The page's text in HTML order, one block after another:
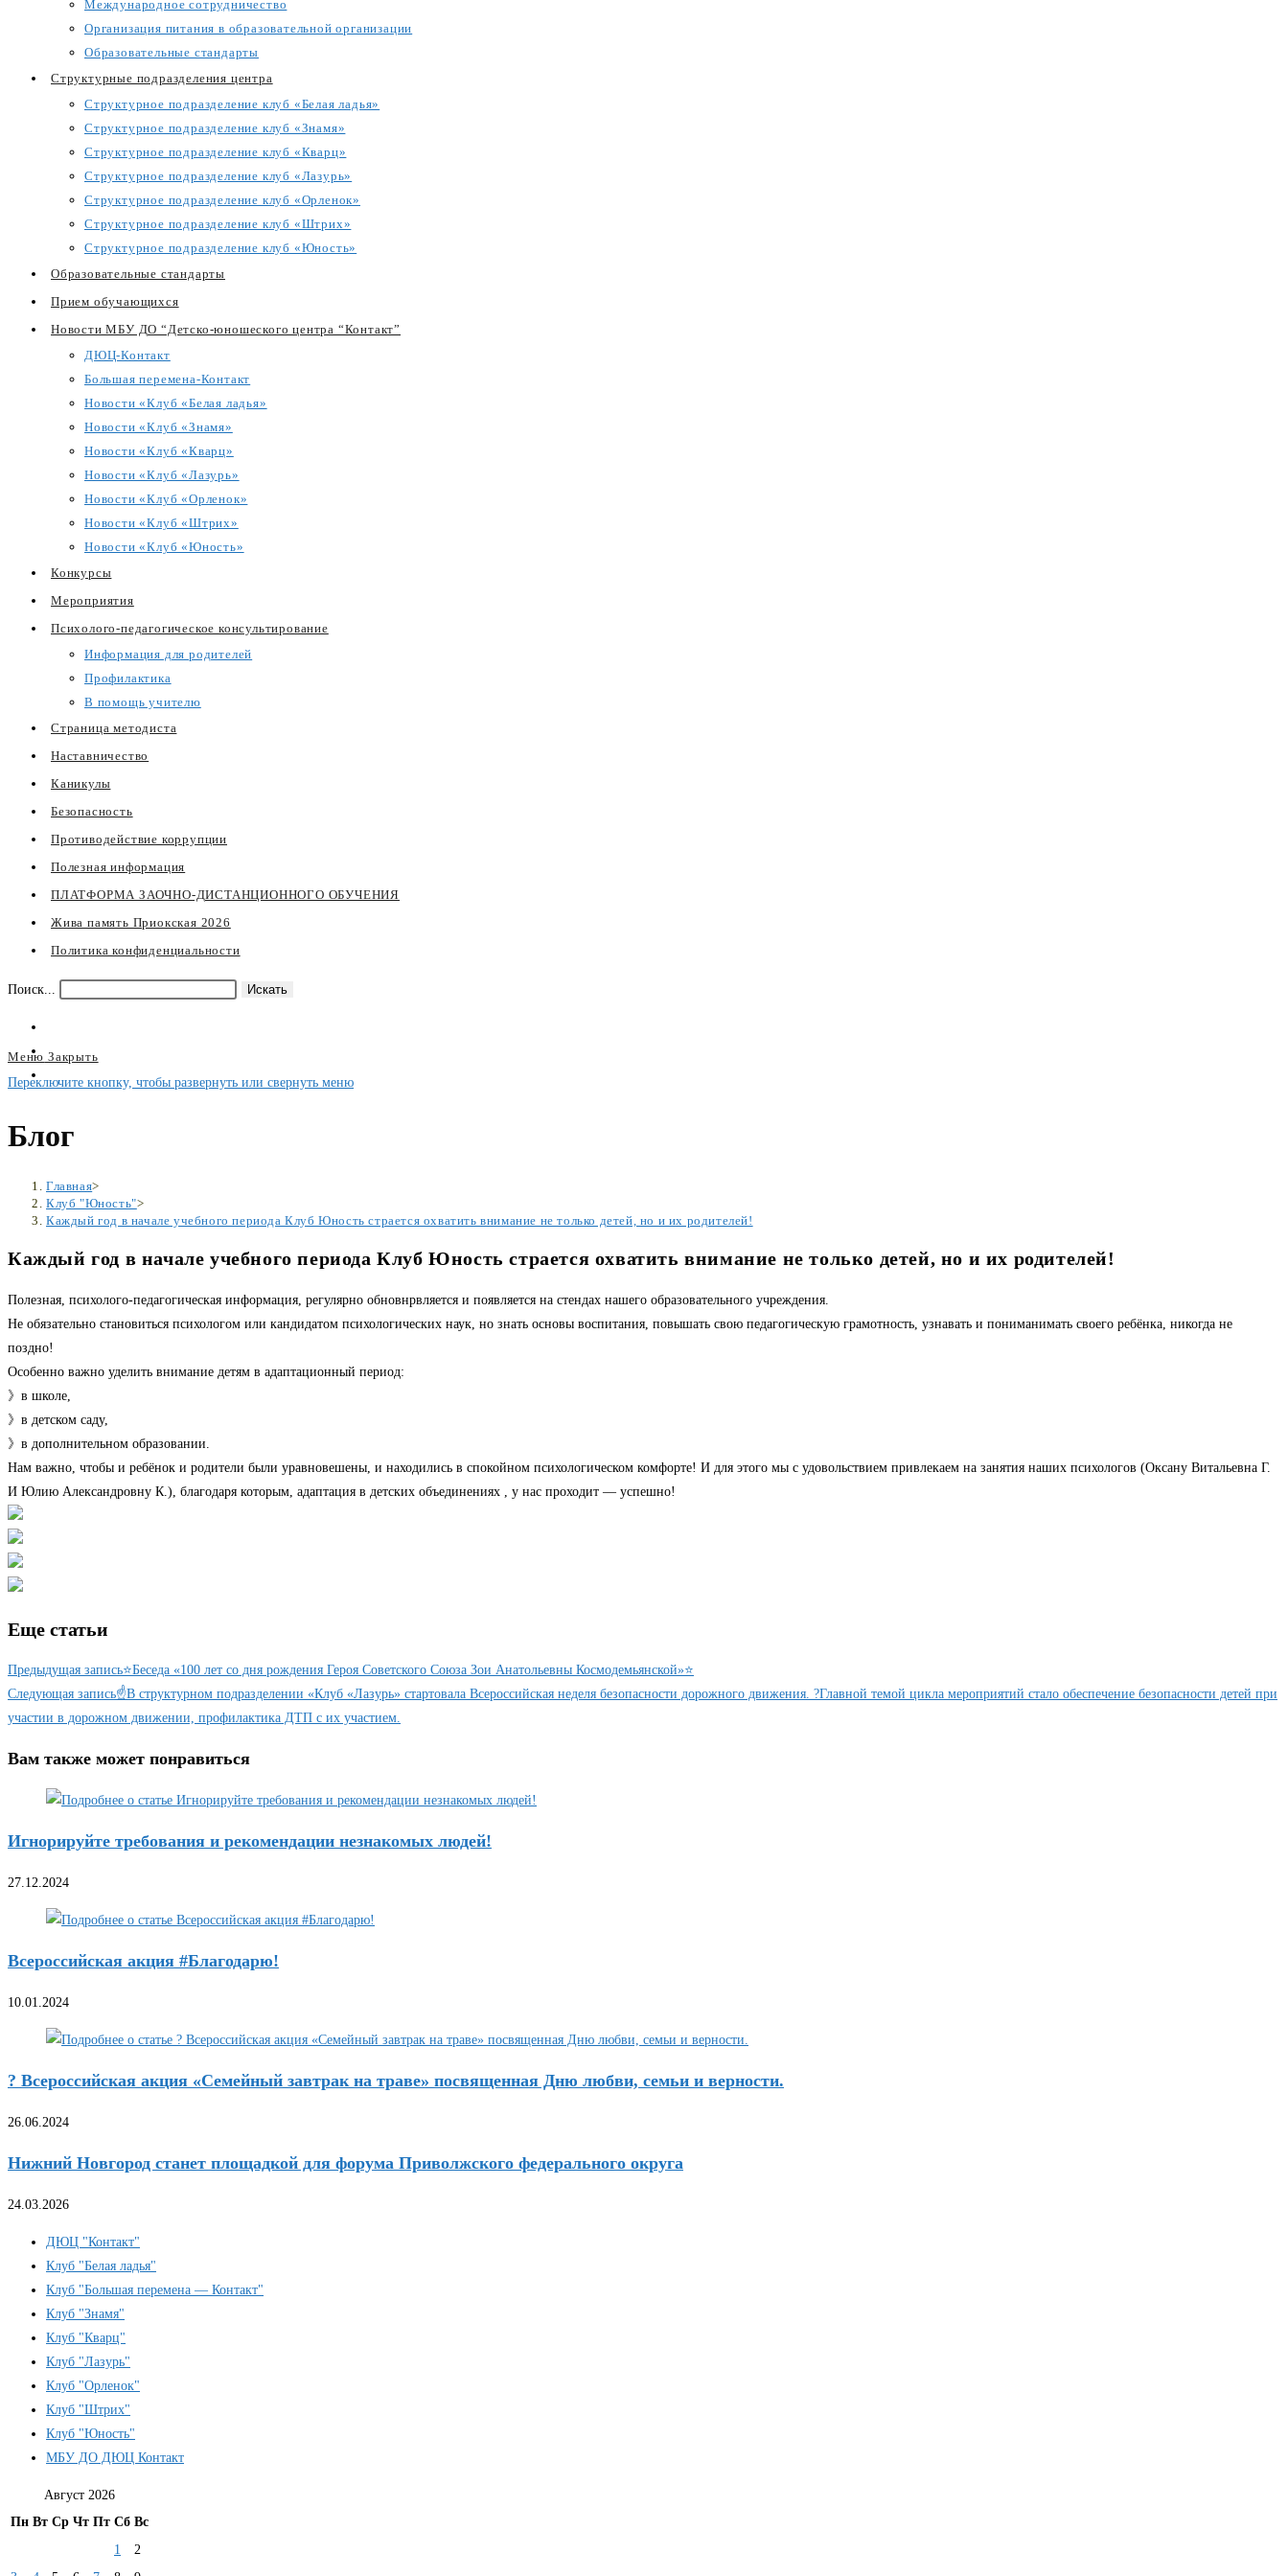
Международное сотрудничество
Организация питания в образовательной организации
Образовательные стандарты
Структурные подразделения центра
Структурное подразделение клуб «Белая ладья»
Структурное подразделение клуб «Знамя»
Структурное подразделение клуб «Кварц»
Структурное подразделение клуб «Лазурь»
Структурное подразделение клуб «Орленок»
Структурное подразделение клуб «Штрих»
Структурное подразделение клуб «Юность»
Образовательные стандарты
Прием обучающихся
Новости МБУ ДО “Детско-юношеского центра “Контакт”
ДЮЦ-Контакт
Большая перемена-Контакт
Новости «Клуб «Белая ладья»
Новости «Клуб «Знамя»
Новости «Клуб «Кварц»
Новости «Клуб «Лазурь»
Новости «Клуб «Орленок»
Новости «Клуб «Штрих»
Новости «Клуб «Юность»
Конкурсы
Мероприятия
Психолого-педагогическое консультирование
Информация для родителей
Профилактика
В помощь учителю
Страница методиста
Наставничество
Каникулы
Безопасность
Противодействие коррупции
Полезная информация
ПЛАТФОРМА ЗАОЧНО-ДИСТАНЦИОННОГО ОБУЧЕНИЯ
Жива память Приокская 2026
Политика конфиденциальности
Поиск... Искать
Меню Закрыть
Переключите кнопку, чтобы развернуть или свернуть меню
Блог
Главная>
Клуб "Юность">
Каждый год в начале учебного периода Клуб Юность страется охватить внимание не только детей, но и их родителей!
Каждый год в начале учебного периода Клуб Юность страется охватить внимание не только детей, но и их родителей!
Полезная, психолого-педагогическая информация, регулярно обновнрвляется и появляется на стендах нашего образовательного учреждения.
Не обязательно становиться психологом или кандидатом психологических наук, но знать основы воспитания, повышать свою педагогическую грамотность, узнавать и пониманимать своего ребёнка, никогда не
поздно!
Особенно важно уделить внимание детям в адаптационный период:
》в школе,
》в детском саду,
》в дополнительном образовании.
Нам важно, чтобы и ребёнок и родители были уравновешены, и находились в спокойном психологическом комфорте! И для этого мы с удовольствием привлекаем на занятия наших психологов (Оксану Витальевна Г.
И Юлию Александровну К.), благодаря которым, адаптация в детских объединениях , у нас проходит — успешно!
Еще статьи
Предыдущая запись⭐️Беседа «100 лет со дня рождения Героя Советского Союза Зои Анатольевны Космодемьянской»⭐️
Следующая запись☝️В структурном подразделении «Клуб «Лазурь» стартовала Всероссийская неделя безопасности дорожного движения. ?Главной темой цикла мероприятий стало обеспечение безопасности детей при
участии в дорожном движении, профилактика ДТП с их участием.
Вам также может понравиться
Игнорируйте требования и рекомендации незнакомых людей!
27.12.2024
Всероссийская акция #Благодарю!
10.01.2024
? Всероссийская акция «Семейный завтрак на траве» посвященная Дню любви, семьи и верности.
26.06.2024
Нижний Новгород станет площадкой для форума Приволжского федерального округа
24.03.2026
ДЮЦ "Контакт"
Клуб "Белая ладья"
Клуб "Большая перемена — Контакт"
Клуб "Знамя"
Клуб "Кварц"
Клуб "Лазурь"
Клуб "Орленок"
Клуб "Штрих"
Клуб "Юность"
МБУ ДО ДЮЦ Контакт
Август 2026
Пн Вт Ср Чт Пт Сб Вс
1
2